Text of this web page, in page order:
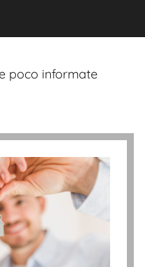
poco informate